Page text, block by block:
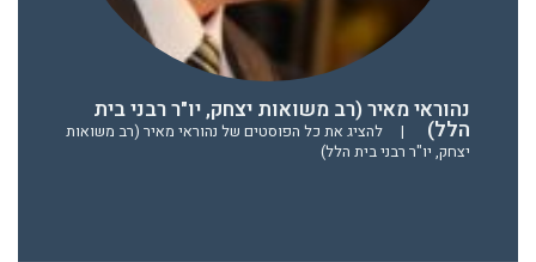
נהוראי מאיר (רב משואות יצחק, יו"ר רבני בית
הלל) |
להציג את כל הפוסטים של נהוראי מאיר (רב משואות
יצחק, יו"ר רבני בית הלל)